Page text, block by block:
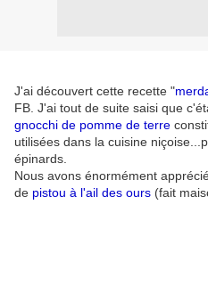
J'ai découvert cette recette "
FB. J'ai tout de suite saisi que
gnocchi de pomme de terre
utilisées dans la cuisine
épinards.
Nous avons énormément
de pistou à l'ail des ours (fait